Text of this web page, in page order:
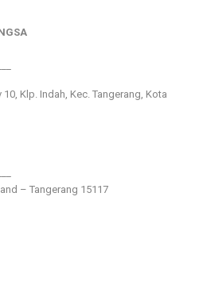
10, Klp. Indah, Kec. Tangerang, Kota
– Tangerang 15117